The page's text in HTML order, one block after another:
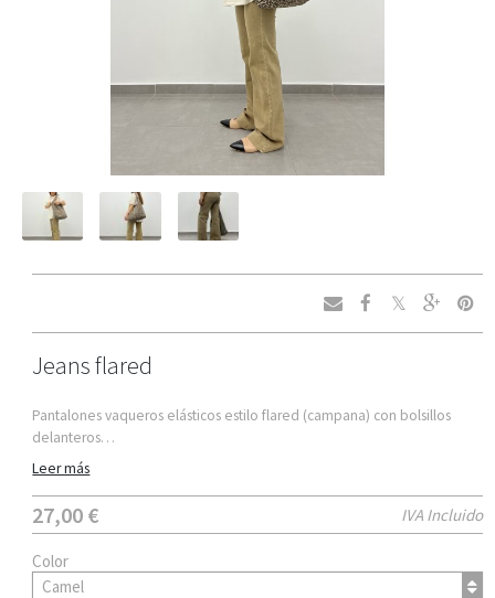
Jeans flared
Pantalones vaqueros elásticos estilo flared (campana) con bolsillos
delanteros…
Leer más
27,00 € IVA Incluido
Color
Camel